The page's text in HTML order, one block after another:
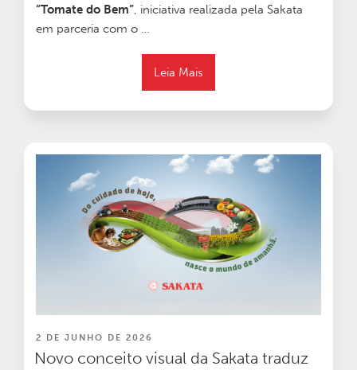
“Tomate do Bem”, iniciativa realizada pela Sakata
em parceria com o …
Leia Mais
PUBLICADO
EM
2 DE JUNHO DE 2026
Novo conceito visual da Sakata traduz